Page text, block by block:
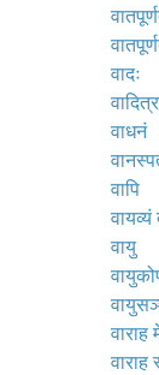
वादः
वाधनं
वापि
वायव्यं
वायु